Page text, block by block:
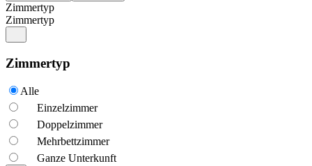
Zimmertyp
Zimmertyp
Zimmertyp
Alle
Einzelzimmer
Doppelzimmer
Mehrbettzimmer
Ganze Unterkunft